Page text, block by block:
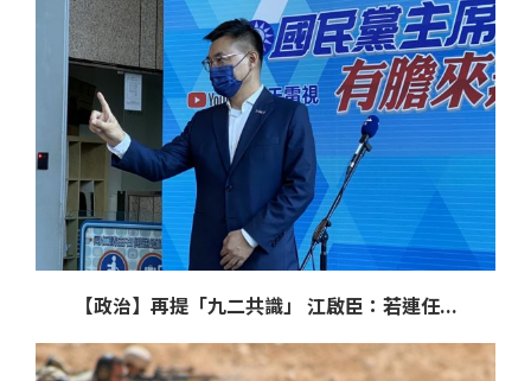
【政治】再提「九二共識」 江啟臣：若連任...